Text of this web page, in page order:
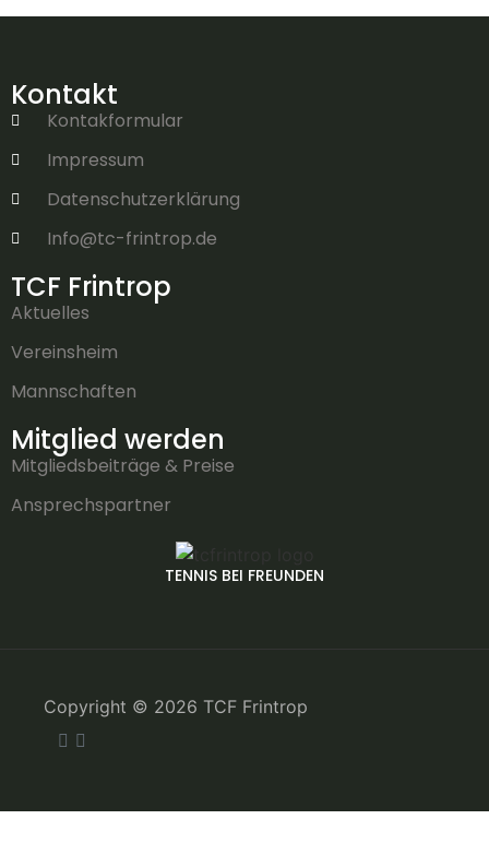
Kontakt
Kontakformular
Impressum
Datenschutzerklärung
Info@tc-frintrop.de
TCF Frintrop
Aktuelles
Vereinsheim
Mannschaften
Mitglied werden
Mitgliedsbeiträge & Preise
Ansprechspartner
TENNIS BEI FREUNDEN
Copyright © 2026 TCF Frintrop